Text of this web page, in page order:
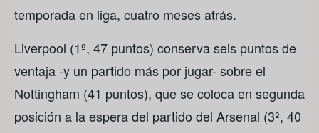
temporada en liga, cuatro meses atrás.
Liverpool (1º, 47 puntos) conserva seis puntos de
ventaja -y un partido más por jugar- sobre el
Nottingham (41 puntos), que se coloca en segunda
posición a la espera del partido del Arsenal (3º, 40